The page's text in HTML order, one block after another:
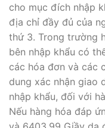
cho mục đích nhập
địa chỉ đầy đủ của
thứ 3. Trong trường
bên nhập khẩu có
các hóa đơn và các
dung xác nhận giao
nhập khẩu, đối với
Nếu hàng hóa đáp